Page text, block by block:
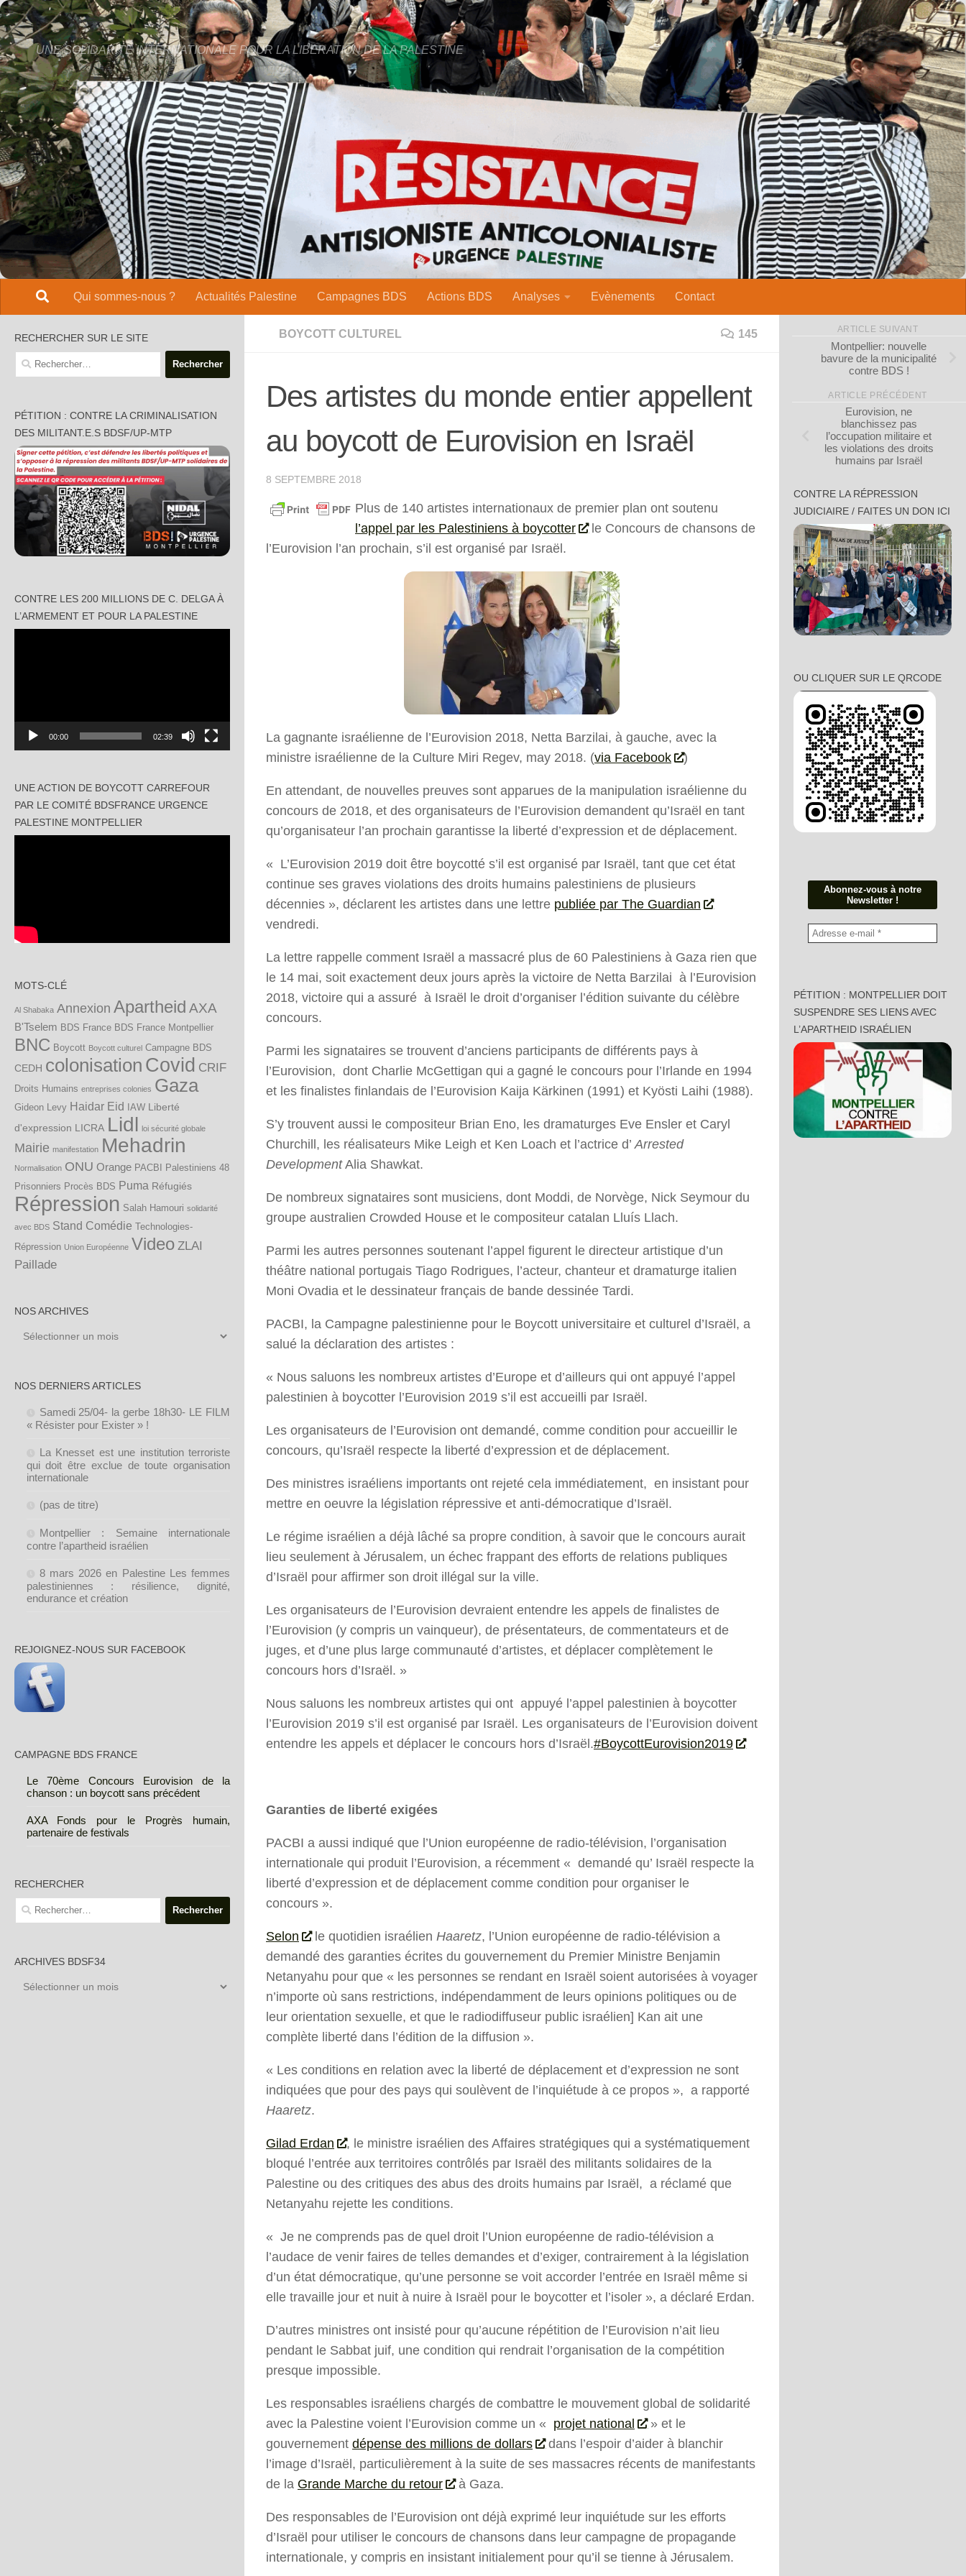
Skip to content
UNE SOLIDARITÉ INTERNATIONALE POUR LA LIBERATION DE LA PALESTINE
Qui sommes-nous ? Actualités Palestine Campagnes BDS Actions BDS Analyses Evènements Contact
BOYCOTT CULTUREL 145
Des artistes du monde entier appellent
au boycott de Eurovision en Israël
8 SEPTEMBRE 2018
Plus de 140 artistes internationaux de premier plan ont soutenu
l’appel par les Palestiniens à boycotter
le Concours de chansons de
l’Eurovision l’an prochain, s’il est organisé par Israël.
La gagnante israélienne de l’Eurovision 2018, Netta Barzilai, à gauche, avec la
ministre israélienne de la Culture Miri Regev, may 2018. (via Facebook )
En attendant, de nouvelles preuves sont apparues de la manipulation israélienne du
concours de 2018, et des organisateurs de l’Eurovision demandent qu’Israël en tant
qu’organisateur l’an prochain garantisse la liberté d’expression et de déplacement.
« L’Eurovision 2019 doit être boycotté s’il est organisé par Israël, tant que cet état
continue ses graves violations des droits humains palestiniens de plusieurs
décennies », déclarent les artistes dans une lettre publiée par The Guardian
vendredi.
La lettre rappelle comment Israël a massacré plus de 60 Palestiniens à Gaza rien que
le 14 mai, soit exactement deux jours après la victoire de Netta Barzilai à l’Eurovision
2018, victoire qui a assuré à Israël le droit d’organiser l’édition suivante du célèbre
concours.
Parmi les signataires se trouvent d’anciens participants de différents pays à
l’Eurovision, dont Charlie McGettigan qui a gagné le concours pour l’Irlande en 1994
et les finalistes finlandais de l’Eurovision Kaija Kärkinen (1991) et Kyösti Laihi (1988).
S’y trouvent aussi le compositeur Brian Eno, les dramaturges Eve Ensler et Caryl
Churchill, les réalisateurs Mike Leigh et Ken Loach et l’actrice d’ Arrested
DevelopmentAlia Shawkat.
De nombreux signataires sont musiciens, dont Moddi, de Norvège, Nick Seymour du
groupe australien Crowded House et le compositeur catalan Lluís Llach.
Parmi les autres personnes soutenant l’appel figurent le directeur artistique d’un
théâtre national portugais Tiago Rodrigues, l’acteur, chanteur et dramaturge italien
Moni Ovadia et le dessinateur français de bande dessinée Tardi.
PACBI, la Campagne palestinienne pour le Boycott universitaire et culturel d’Israël, a
salué la déclaration des artistes :
« Nous saluons les nombreux artistes d’Europe et d’ailleurs qui ont appuyé l’appel
palestinien à boycotter l’Eurovision 2019 s’il est accueilli par Israël.
Les organisateurs de l’Eurovision ont demandé, comme condition pour accueillir le
concours, qu’Israël respecte la liberté d’expression et de déplacement.
Des ministres israéliens importants ont rejeté cela immédiatement, en insistant pour
mettre en oeuvre la législation répressive et anti-démocratique d’Israël.
Le régime israélien a déjà lâché sa propre condition, à savoir que le concours aurait
lieu seulement à Jérusalem, un échec frappant des efforts de relations publiques
d’Israël pour affirmer son droit illégal sur la ville.
Les organisateurs de l’Eurovision devraient entendre les appels de finalistes de
l’Eurovision (y compris un vainqueur), de présentateurs, de commentateurs et de
juges, et d’une plus large communauté d’artistes, et déplacer complètement le
concours hors d’Israël. »
Nous saluons les nombreux artistes qui ont appuyé l’appel palestinien à boycotter
l’Eurovision 2019 s’il est organisé par Israël. Les organisateurs de l’Eurovision doivent
entendre les appels et déplacer le concours hors d’Israël.#BoycottEurovision2019
Garanties de liberté exigées
PACBI a aussi indiqué que l’Union européenne de radio-télévision, l’organisation
internationale qui produit l’Eurovision, a récemment « demandé qu’ Israël respecte la
liberté d’expression et de déplacement comme condition pour organiser le
concours ».
Selon le quotidien israélien Haaretz, l’Union européenne de radio-télévision a
demandé des garanties écrites du gouvernement du Premier Ministre Benjamin
Netanyahu pour que « les personnes se rendant en Israël soient autorisées à voyager
n’importe où sans restrictions, indépendamment de leurs opinions politiques ou de
leur orientation sexuelle, et que le radiodiffuseur public israélien] Kan ait une
complète liberté dans l’édition de la diffusion ».
« Les conditions en relation avec la liberté de déplacement et d’expression ne sont
indiquées que pour des pays qui soulèvent de l’inquiétude à ce propos », a rapporté
Haaretz.
Gilad Erdan
, le ministre israélien des Affaires stratégiques qui a systématiquement
bloqué l’entrée aux territoires contrôlés par Israël des militants solidaires de la
Palestine ou des critiques des abus des droits humains par Israël, a réclamé que
Netanyahu rejette les conditions.
« Je ne comprends pas de quel droit l’Union européenne de radio-télévision a
l’audace de venir faires de telles demandes et d’exiger, contrairement à la législation
d’un état démocratique, qu’une personne se voit accorder l’entrée en Israël même si
elle travaille jour et nuit à nuire à Israël pour le boycotter et l’isoler », a déclaré Erdan.
D’autres ministres ont insisté pour qu’aucune répétition de l’Eurovision n’ait lieu
pendant le Sabbat juif, une condition qui rendrait l’organisation de la compétition
presque impossible.
Les responsables israéliens chargés de combattre le mouvement global de solidarité
avec la Palestine voient l’Eurovision comme un « projet national
» et le
gouvernement dépense des millions de dollars
dans l’espoir d’aider à blanchir
l’image d’Israël, particulièrement à la suite de ses massacres récents de manifestants
de la Grande Marche du retour à Gaza.
Des responsables de l’Eurovision ont déjà exprimé leur inquiétude sur les efforts
d’Israël pour utiliser le concours de chansons dans leur campagne de propagande
internationale, y compris en insistant initialement pour qu’il se tienne à Jérusalem.
RECHERCHER SUR LE SITE
Rechercher :
PÉTITION : CONTRE LA CRIMINALISATION
DES MILITANT.E.S BDSF/UP-MTP
CONTRE LES 200 MILLIONS DE C. DELGA À
L’ARMEMENT ET POUR LA PALESTINE
00:00 02:39
UNE ACTION DE BOYCOTT CARREFOUR
PAR LE COMITÉ BDSFRANCE URGENCE
PALESTINE MONTPELLIER
MOTS-CLÉ
Al Shabaka Annexion Apartheid AXA
B'Tselem BDS France BDS France Montpellier
BNC Boycott Boycott culturel Campagne BDS
CEDH colonisation Covid CRIF
Droits Humains entreprises colonies Gaza
Gideon Levy Haidar Eid IAW Liberté
d'expression LICRA Lidl loi sécurité globale
Mairie manifestation Mehadrin
Normalisation ONU Orange PACBI
Palestiniens 48
Prisonniers Procès BDS Puma Réfugiés
Répression Salah Hamouri solidarité
avec BDS Stand Comédie Technologies-
Répression Union Européenne Video ZLAI
Paillade
NOS ARCHIVES
Nos
NOS DERNIERS ARTICLES
Samedi 25/04- la gerbe 18h30- LE FILM
« Résister pour Exister » !
La Knesset est une institution terroriste
qui doit être exclue de toute organisation
internationale
(pas de titre)
Montpellier : Semaine internationale
contre l’apartheid israélien
8 mars 2026 en Palestine Les femmes
palestiniennes : résilience, dignité,
endurance et création
REJOIGNEZ-NOUS SUR FACEBOOK
CAMPAGNE BDS FRANCE
Le 70ème Concours Eurovision de la
chanson : un boycott sans précédent
AXA Fonds pour le Progrès humain,
partenaire de festivals
RECHERCHER
Rechercher :
ARCHIVES BDSF34
Archives
ARTICLE SUIVANT
Montpellier: nouvelle
bavure de la municipalité
contre BDS !
ARTICLE PRÉCÉDENT
Eurovision, ne
blanchissez pas
l’occupation militaire et
les violations des droits
humains par Israël
CONTRE LA RÉPRESSION
JUDICIAIRE / FAITES UN DON ICI
OU CLIQUER SUR LE QRCODE
PÉTITION : MONTPELLIER DOIT
SUSPENDRE SES LIENS AVEC
L’APARTHEID ISRAÉLIEN